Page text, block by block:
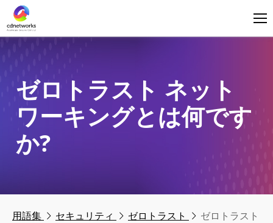
ゼロトラスト ネット
ワーキングとは何です
か?
用語集 セキュリティ ゼロトラスト ゼロトラスト